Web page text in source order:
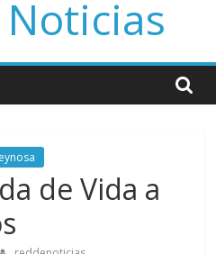
de Vida a